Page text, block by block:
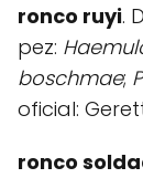
ronco ruyi.
pez:
boschmae;
oficial:
ronco